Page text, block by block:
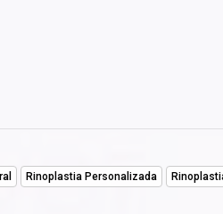
Rinoplastia Personalizada